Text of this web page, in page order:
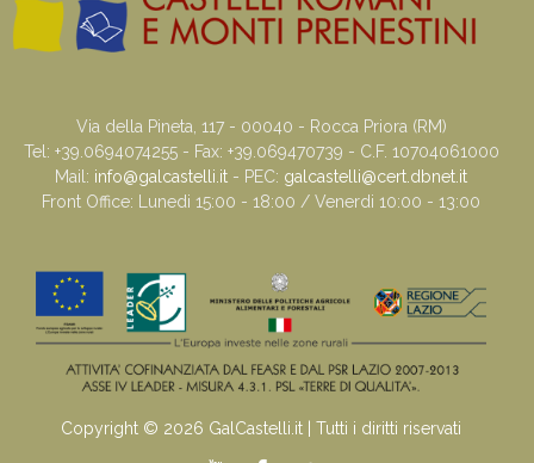
Via della Pineta, 117 - 00040 - Rocca Priora (RM)
Tel: +39.0694074255 - Fax: +39.069470739 - C.F. 10704061000
Mail: info@galcastelli.it - PEC: galcastelli@cert.dbnet.it
Front Office: Lunedi 15:00 - 18:00 / Venerdi 10:00 - 13:00
Copyright © 2026 GalCastelli.it | Tutti i diritti riservati